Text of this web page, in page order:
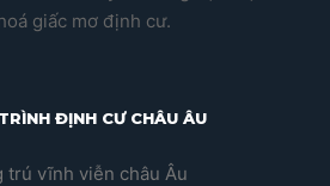
giấc mơ định cư.
ĐỊNH CƯ CHÂU ÂU
trú vĩnh viễn châu Âu